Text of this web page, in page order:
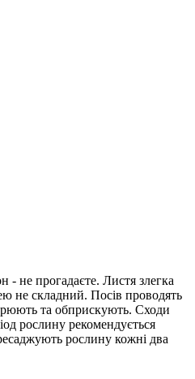
- не прогадаєте. Листя злегка
не складний. Посів проводять
та обприскують. Сходи
рослину рекомендується
рослину кожні два